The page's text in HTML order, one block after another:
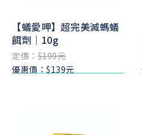
【蟻愛呷】超完美滅螞蟻
餌劑｜10g
定價：$199元
優惠價：$139元